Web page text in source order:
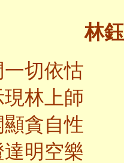
林鈺
切依怙
林上師
貪自性
明空樂